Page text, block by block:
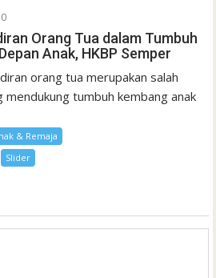
0
Orang Tua dalam Tumbuh
Anak, HKBP Semper
orang tua merupakan salah
tumbuh kembang anak
& Remaja
Slider